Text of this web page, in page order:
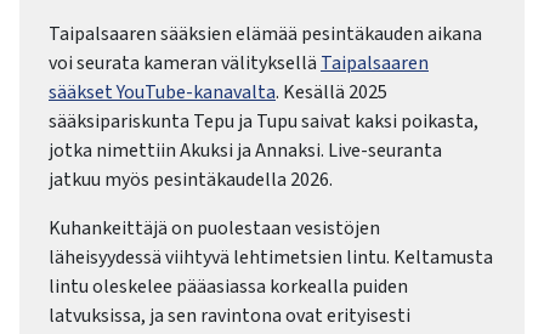
Taipalsaaren sääksien elämää pesintäkauden aikana
voi seurata kameran välityksellä Taipalsaaren
sääkset YouTube-kanavalta. Kesällä 2025
sääksipariskunta Tepu ja Tupu saivat kaksi poikasta,
jotka nimettiin Akuksi ja Annaksi. Live-seuranta
jatkuu myös pesintäkaudella 2026.
Kuhankeittäjä on puolestaan vesistöjen
läheisyydessä viihtyvä lehtimetsien lintu. Keltamusta
lintu oleskelee pääasiassa korkealla puiden
latvuksissa, ja sen ravintona ovat erityisesti